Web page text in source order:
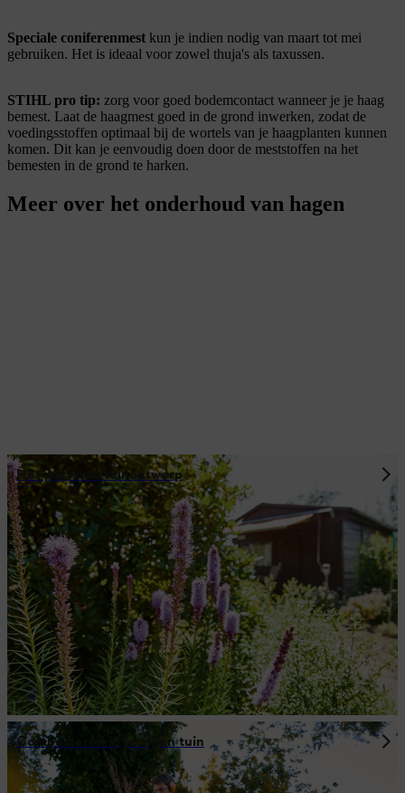
Speciale coniferenmest kun je indien nodig van maart tot mei
gebruiken. Het is ideaal voor zowel thuja's als taxussen.
STIHL pro tip: zorg voor goed bodemcontact wanneer je je haag
bemest. Laat de haagmest goed in de grond inwerken, zodat de
voedingsstoffen optimaal bij de wortels van je haagplanten kunnen
komen. Dit kan je eenvoudig doen door de meststoffen na het
bemesten in de grond te harken.
Meer over het onderhoud van hagen
Het perfecte tuinontwerp
Composteren in je eigen tuin